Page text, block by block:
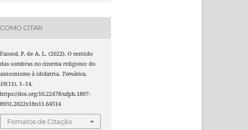
COMO CITAR
Faissol, P. de A. L. (2022). O sentido
das sombras no cinema religioso: do
aniconismo à idolatria. Temática,
18(11), 1–14.
https://doi.org/10.22478/ufpb.1807-
8931.2022v18n11.64514
Fomatos de Citação